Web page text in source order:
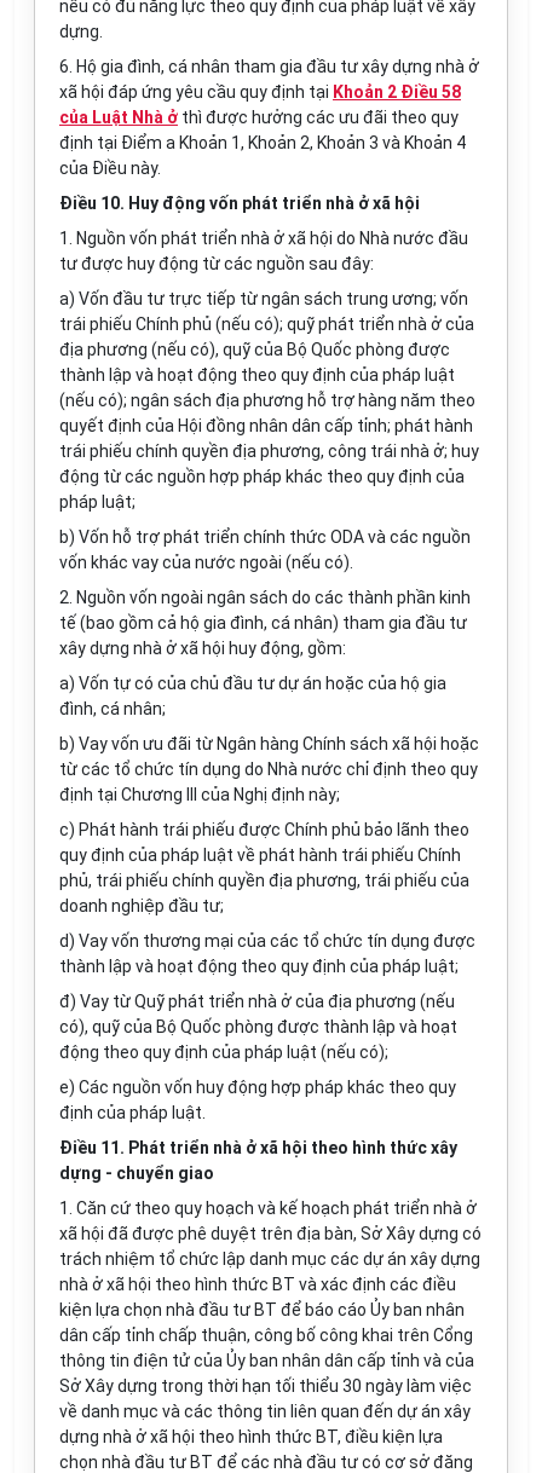
nếu có đủ năng lực theo quy định của pháp luật về xây
dựng.
6. Hộ gia đình, cá nhân tham gia đầu tư xây dựng nhà ở
xã hội đáp ứng yêu cầu quy định tại Khoản 2 Điều 58
của Luật Nhà ở thì được hưởng các ưu đãi theo quy
định tại Điểm a Khoản 1, Khoản 2, Khoản 3 và Khoản 4
của Điều này.
Điều 10. Huy động vốn phát triển nhà ở xã hội
1. Nguồn vốn phát triển nhà ở xã hội do Nhà nước đầu
tư được huy động từ các nguồn sau đây:
a) Vốn đầu tư trực tiếp từ ngân sách trung ương; vốn
trái phiếu Chính phủ (nếu có); quỹ phát triển nhà ở của
địa phương (nếu có), quỹ của Bộ Quốc phòng được
thành lập và hoạt động theo quy định của pháp luật
(nếu có); ngân sách địa phương hỗ trợ hàng năm theo
quyết định của Hội đồng nhân dân cấp tỉnh; phát hành
trái phiếu chính quyền địa phương, công trái nhà ở; huy
động từ các nguồn hợp pháp khác theo quy định của
pháp luật;
b) Vốn hỗ trợ phát triển chính thức ODA và các nguồn
vốn khác vay của nước ngoài (nếu có).
2. Nguồn vốn ngoài ngân sách do các thành phần kinh
tế (bao gồm cả hộ gia đình, cá nhân) tham gia đầu tư
xây dựng nhà ở xã hội huy động, gồm:
a) Vốn tự có của chủ đầu tư dự án hoặc của hộ gia
đình, cá nhân;
b) Vay vốn ưu đãi từ Ngân hàng Chính sách xã hội hoặc
từ các tổ chức tín dụng do Nhà nước chỉ định theo quy
định tại Chương III của Nghị định này;
c) Phát hành trái phiếu được Chính phủ bảo lãnh theo
quy định của pháp luật về phát hành trái phiếu Chính
phủ, trái phiếu chính quyền địa phương, trái phiếu của
doanh nghiệp đầu tư;
d) Vay vốn thương mại của các tổ chức tín dụng được
thành lập và hoạt động theo quy định của pháp luật;
đ) Vay từ Quỹ phát triển nhà ở của địa phương (nếu
có), quỹ của Bộ Quốc phòng được thành lập và hoạt
động theo quy định của pháp luật (nếu có);
e) Các nguồn vốn huy động hợp pháp khác theo quy
định của pháp luật.
Điều 11. Phát triển nhà ở xã hội theo hình thức xây
dựng - chuyển giao
1. Căn cứ theo quy hoạch và kế hoạch phát triển nhà ở
xã hội đã được phê duyệt trên địa bàn, Sở Xây dựng có
trách nhiệm tổ chức lập danh mục các dự án xây dựng
nhà ở xã hội theo hình thức BT và xác định các điều
kiện lựa chọn nhà đầu tư BT để báo cáo Ủy ban nhân
dân cấp tỉnh chấp thuận, công bố công khai trên Cổng
thông tin điện tử của Ủy ban nhân dân cấp tỉnh và của
Sở Xây dựng trong thời hạn tối thiểu 30 ngày làm việc
về danh mục và các thông tin liên quan đến dự án xây
dựng nhà ở xã hội theo hình thức BT, điều kiện lựa
chọn nhà đầu tư BT để các nhà đầu tư có cơ sở đăng